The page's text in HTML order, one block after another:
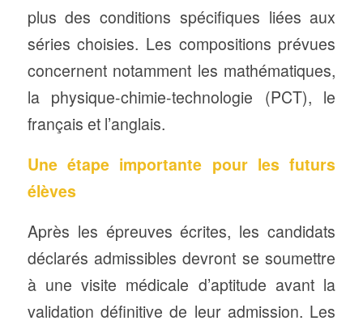
plus des conditions spécifiques liées aux
séries choisies. Les compositions prévues
concernent notamment les mathématiques,
la physique-chimie-technologie (PCT), le
français et l’anglais.
Une étape importante pour les futurs
élèves
Après les épreuves écrites, les candidats
déclarés admissibles devront se soumettre
à une visite médicale d’aptitude avant la
validation définitive de leur admission. Les